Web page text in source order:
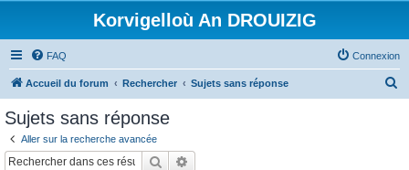
Korvigelloù An DROUIZIG
FAQ Connexion
Accueil du forum Rechercher Sujets sans réponse
Sujets sans réponse
Aller sur la recherche avancée
Rechercher